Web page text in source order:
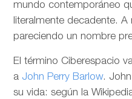
mundo contemporáneo
literalmente decadente.
pareciendo un nombre
El término Ciberespacio
a John Perry Barlow.
su vida: según la